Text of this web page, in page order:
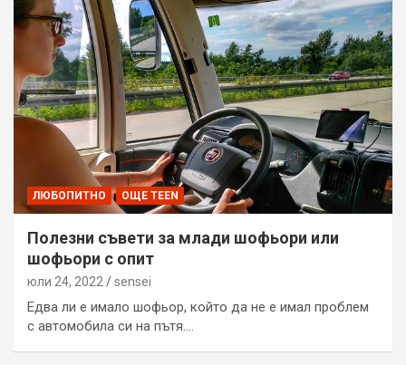
ЛЮБОПИТНО ОЩЕ TEEN
Полезни съвети за млади шофьори или
шофьори с опит
юли 24, 2022 sensei
Едва ли е имало шофьор, който да не е имал проблем
с автомобила си на пътя.…